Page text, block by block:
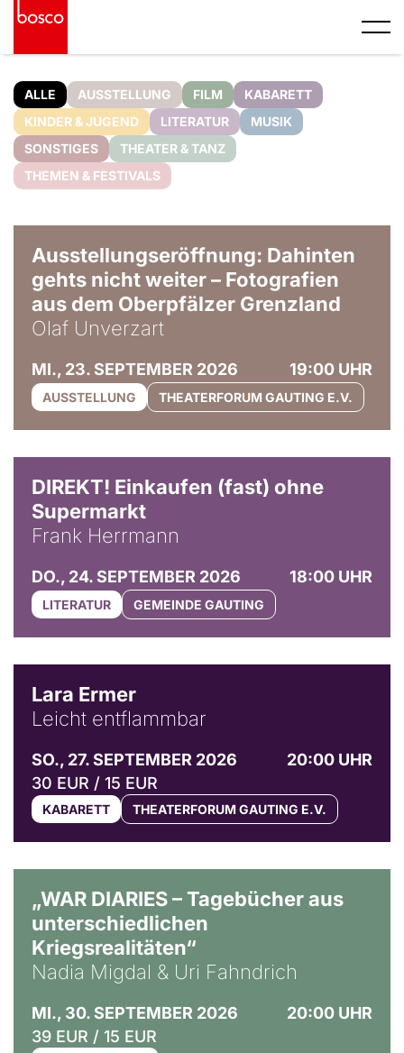
ALLE AUSSTELLUNG FILM
KABARETT
KINDER & JUGEND
LITERATUR
MUSIK
SONSTIGES
THEATER & TANZ
THEMEN & FESTIVALS
Ausstellungseröffnung: Dahinten
gehts nicht weiter – Fotografien
aus dem Oberpfälzer Grenzland
Olaf Unverzart
MI., 23. SEPTEMBER 2026 19:00 UHR
AUSSTELLUNG THEATERFORUM GAUTING E.V.
DIREKT! Einkaufen (fast) ohne
Supermarkt
Frank Herrmann
DO., 24. SEPTEMBER 2026 18:00 UHR
LITERATUR GEMEINDE GAUTING
Lara Ermer
Leicht entflammbar
SO., 27. SEPTEMBER 2026
20:00 UHR
30 EUR / 15 EUR
KABARETT THEATERFORUM GAUTING E.V.
„WAR DIARIES – Tagebücher aus
unterschiedlichen
Kriegsrealitäten“
Nadia Migdal & Uri Fahndrich
MI., 30. SEPTEMBER 2026
20:00 UHR
39 EUR / 15 EUR